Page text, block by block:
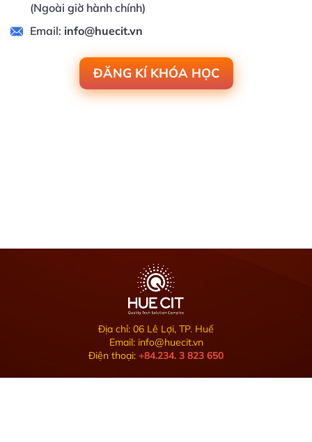
(Ngoài giờ hành chính)
Email: info@huecit.vn
ĐĂNG KÍ KHÓA HỌC
Địa chỉ: 06 Lê Lợi, TP. Huế
Email: info@huecit.vn
Điện thoại: +84.234. 3 823 650